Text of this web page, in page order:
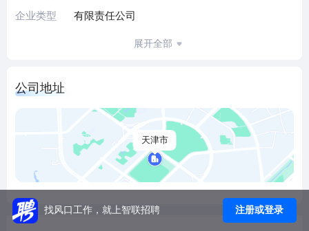
企业类型 有限责任公司
展开全部
公司地址
天津市
找风口工作，就上智联招聘 注册或登录